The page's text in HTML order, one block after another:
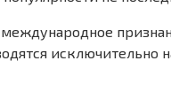
исключительно